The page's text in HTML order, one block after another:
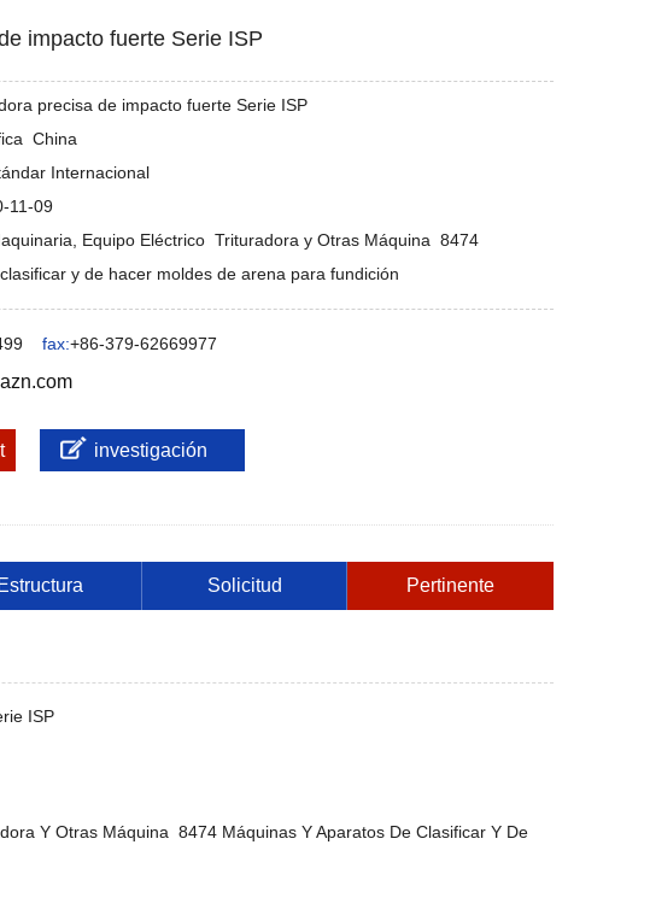
impacto fuerte Serie ISP
precisa de impacto fuerte Serie ISP
China
Internacional
11-09
Equipo Eléctrico Trituradora y Otras Máquina 8474
y de hacer moldes de arena para fundición
fax:+86-379-62669977
investigación
Estructura Solicitud Pertinente
ISP
Y Otras Máquina 8474 Máquinas Y Aparatos De Clasificar Y De